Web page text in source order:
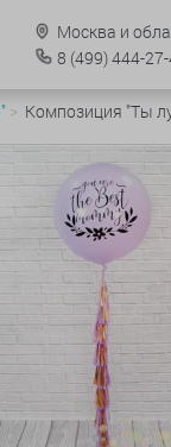
Москва и
8 (499)444-
Композиция "Ты